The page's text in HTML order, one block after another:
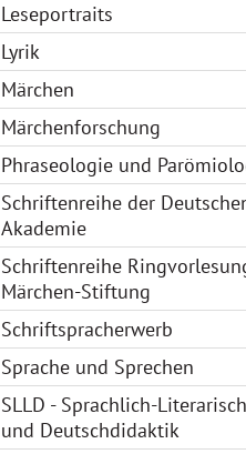
Leseportraits
Lyrik
Märchen
Märchenforschung
Phraseologie und
Schriftenreihe der
Akademie
Schriftenreihe
Märchen-Stiftung
Schriftspracherwerb
Sprache und Sprechen
SLLD - Sprachlich-
und Deutschdidaktik